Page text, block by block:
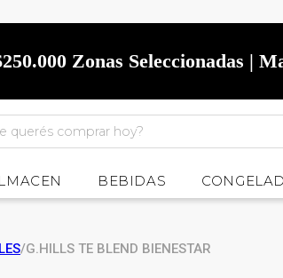
Zonas Seleccionadas |
BEBIDAS
/G.HILLS TE BLEND BIENESTAR